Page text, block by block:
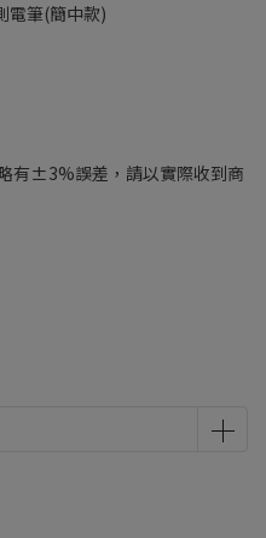
電筆(簡中款)
有±3%誤差，請以實際收到商